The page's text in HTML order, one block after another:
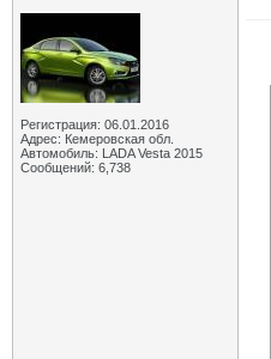
Регистрация: 06.01.2016
Адрес: Кемеровская обл.
Автомобиль: LADA Vesta 2015
Сообщений: 6,738